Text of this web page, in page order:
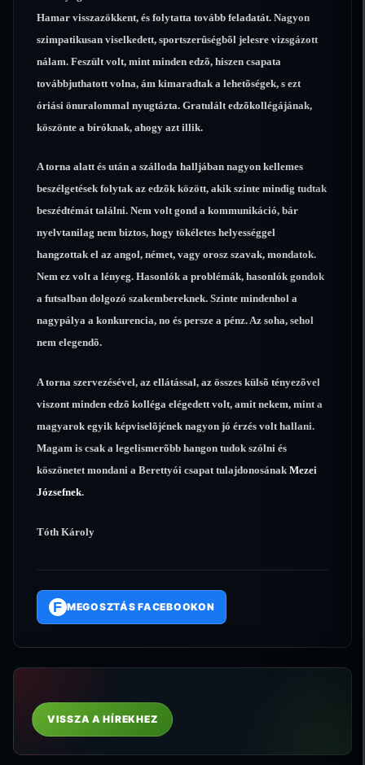
Hamar visszazökkent, és folytatta tovább feladatát. Nagyon
szimpatikusan viselkedett, sportszerûségbõl jelesre vizsgázott
nálam. Feszült volt, mint minden edzõ, hiszen csapata
továbbjuthatott volna, ám kimaradtak a lehetõségek, s ezt
óriási önuralommal nyugtázta. Gratulált edzõkollégájának,
köszönte a bíróknak, ahogy azt illik.
A torna alatt és után a szálloda halljában nagyon kellemes
beszélgetések folytak az edzõk között, akik szinte mindig tudtak
beszédtémát találni. Nem volt gond a kommunikáció, bár
nyelvtanilag nem biztos, hogy tökéletes helyességgel
hangzottak el az angol, német, vagy orosz szavak, mondatok.
Nem ez volt a lényeg. Hasonlók a problémák, hasonlók gondok
a futsalban dolgozó szakembereknek. Szinte mindenhol a
nagypálya a konkurencia, no és persze a pénz. Az soha, sehol
nem elegendõ.
A torna szervezésével, az ellátással, az összes külsõ tényezõvel
viszont minden edzõ kolléga elégedett volt, amit nekem, mint a
magyarok egyik képviselõjének nagyon jó érzés volt hallani.
Magam is csak a legelismerõbb hangon tudok szólni és
köszönetet mondani a Berettyói csapat tulajdonosának Mezei
Józsefnek.
Tóth Károly
F MEGOSZTÁS FACEBOOKON
VISSZA A HÍREKHEZ